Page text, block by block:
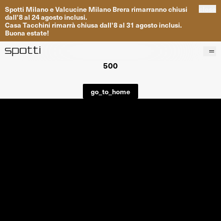
Spotti MilanoeValcucine Milano Brera rimarrannochiusi
dall'8al 24agosto inclusi.
Casa Tacchini rimarrà chiusa dall'8al 31 agosto inclusi.
Buona estate!
Progetti
500
go_to_home